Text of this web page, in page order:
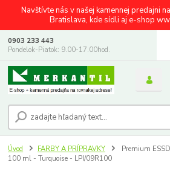
Navštívte nás v našej kamennej predajni
Bratislava, kde sídli aj e-shop
0903 233 443
Pondelok-Piatok: 9.00-17.00hod.
Úvod FARBY A PRÍPRAVKY
Premium
100 ml - Turquoise - LPI/09R100